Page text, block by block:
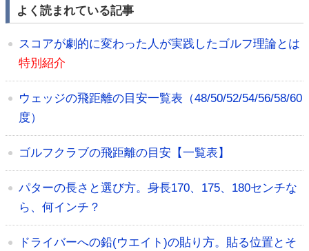
よく読まれている記事
スコアが劇的に変わった人が実践したゴルフ理論とは
特別紹介
ウェッジの飛距離の目安一覧表（48/50/52/54/56/58/60
度）
ゴルフクラブの飛距離の目安【一覧表】
パターの長さと選び方。身長170、175、180センチな
ら、何インチ？
ドライバーへの鉛(ウエイト)の貼り方。貼る位置とそ